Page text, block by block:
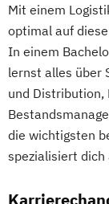
Mit einem
optimal auf
In einem
lernst alles über
und Distribution,
die wichtigsten
spezialisiert dich